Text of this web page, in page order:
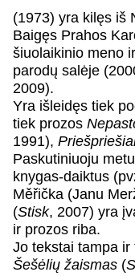
(1973) yra kilęs iš
Baigęs Prahos
šiuolaikinio meno
parodų salėje
2009).
Yra išleidęs tiek
tiek prozos
1991),
Paskutiniuoju
knygas-daiktus
Měřička (Janu
(Stisk, 2007) yra
ir prozos riba.
Jo tekstai tampa
Šešėlių žaismas (